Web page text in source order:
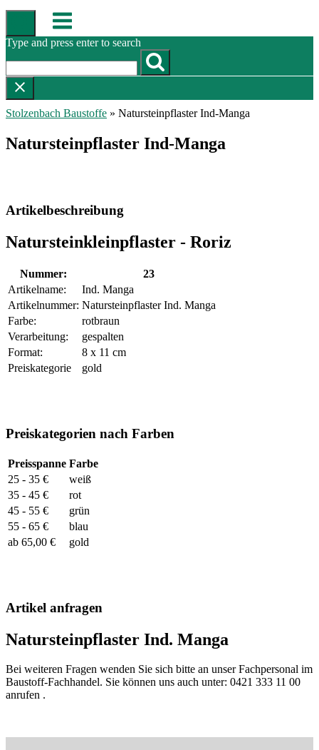
Skip
content
Menu
Type and press enter to search
Stolzenbach Baustoffe » Natursteinpflaster Ind-Manga
Natursteinpflaster Ind-Manga
Artikelbeschreibung
Natursteinkleinpflaster - Roriz
Nummer:
23
Artikelname:
Ind. Manga
Artikelnummer: Natursteinpflaster Ind. Manga
Farbe:
rotbraun
Verarbeitung:
gespalten
Format:
8 x 11 cm
Preiskategorie
gold
Preiskategorien nach Farben
Preisspanne Farbe
25 - 35 €
weiß
35 - 45 €
rot
45 - 55 €
grün
55 - 65 €
blau
ab 65,00 €
gold
Artikel anfragen
Natursteinpflaster Ind. Manga
Bei weiteren Fragen wenden Sie sich bitte an unser Fachpersonal im
Baustoff-Fachhandel. Sie können uns auch unter: 0421 333 11 00
anrufen .